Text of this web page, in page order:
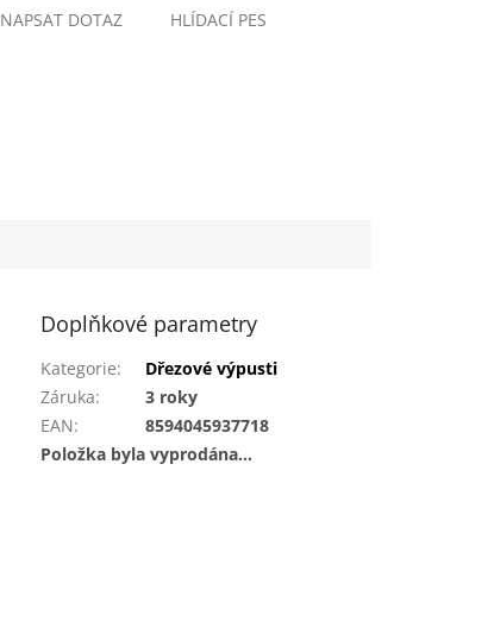
NAPSAT DOTAZ HLÍDACÍ PES
Doplňkové parametry
Kategorie:
Dřezové výpusti
Záruka:
3 roky
EAN:
8594045937718
Položka byla vyprodána…